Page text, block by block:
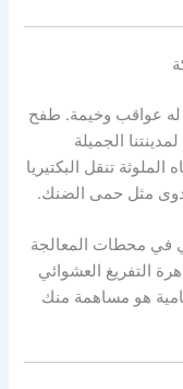
له عواقب وخيمة. طفح
الجميلة
تنقل البكتيريا
مثل حمى الضنك.
في محطات المعالجة
التفريغ العشوائي
هو مساهمة منك